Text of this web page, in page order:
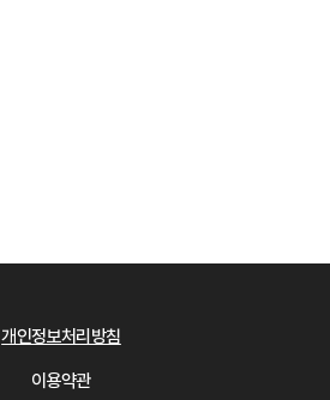
개인정보처리방침
이용약관